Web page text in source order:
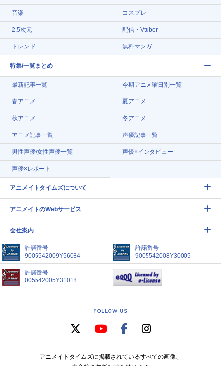
音楽 コスプレ
2.5次元 配信・Vtuber
トレンド 無料マンガ
特集/一覧まとめ
最新記事一覧 今期アニメ曜日別一覧
春アニメ 夏アニメ
秋アニメ 冬アニメ
アニメ記事一覧 声優記事一覧
男性声優/女性声優一覧 声優×インタビュー
声優×レポート
アニメイトタイムズについて
アニメイトのWebサービス
会社案内
許諾番号
9005542009Y56084
許諾番号
9005542008Y30005
許諾番号
005542005Y31018
FOLLOW US
アニメイトタイムズに掲載されているすべての画像、